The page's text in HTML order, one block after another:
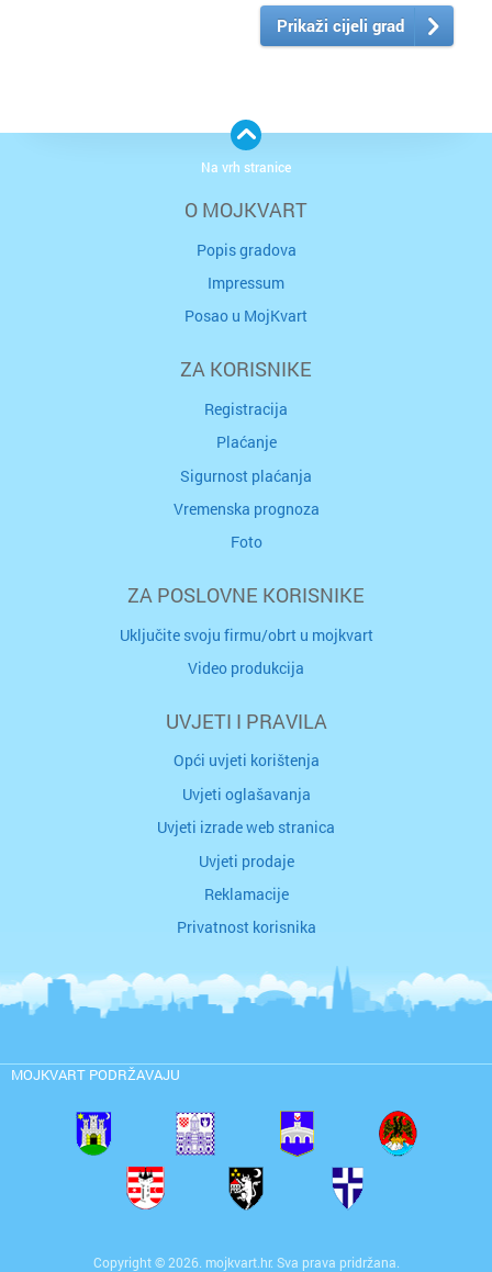
Prikaži cijeli grad
O MOJKVART
Popis gradova
Impressum
Posao u MojKvart
ZA KORISNIKE
Registracija
Plaćanje
Sigurnost plaćanja
Vremenska prognoza
Foto
ZA POSLOVNE KORISNIKE
Uključite svoju firmu/obrt u mojkvart
Video produkcija
UVJETI I PRAVILA
Opći uvjeti korištenja
Uvjeti oglašavanja
Uvjeti izrade web stranica
Uvjeti prodaje
Reklamacije
Privatnost korisnika
MOJKVART PODRŽAVAJU
Copyright © 2026. mojkvart.hr. Sva prava pridržana.
Na vrh stranice